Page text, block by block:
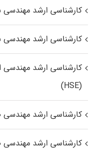
کارشناسی ارشد
کارشناسی ارشد مهندسی
کارشناسی ارشد
(HSE)
کارشناسی ارشد مهندسی
کارشناسی ارشد